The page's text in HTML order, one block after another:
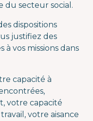
du secteur social.
dispositions
justifiez des
vos missions dans
capacité à
votre capacité
votre aisance